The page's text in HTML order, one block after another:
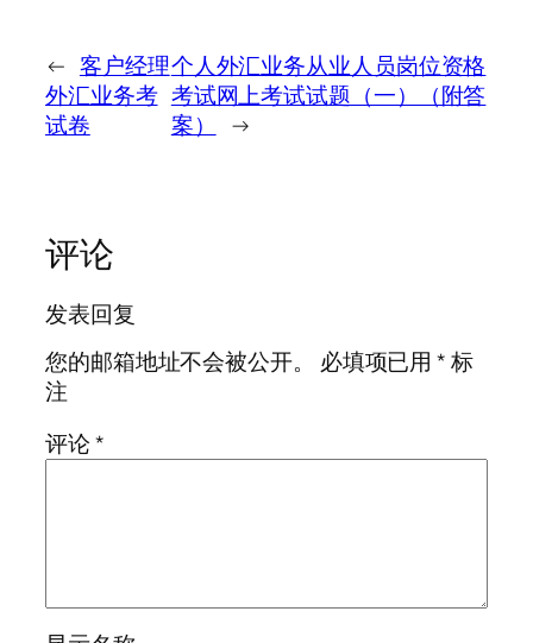
← 客户经理
外汇业务考
试卷
个人外汇业务从业人员岗位资格
考试网上考试试题（一）（附答
案）
→
评论
发表回复
您的邮箱地址不会被公开。
必填项已用*标
注
评论*